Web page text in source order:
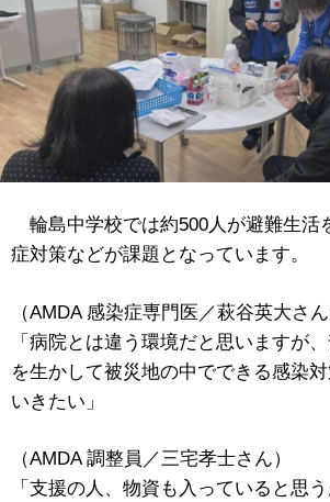
輪島中学校では約500人が避難生活
症対策などが課題となっています。
（AMDA 感染症専門医／萩谷英大さん
「病院とは違う環境だと思いますが
を生かして被災地の中でできる感染
いきたい」
（AMDA 調整員／三宅孝士さん）
「支援の人、物資も入っていると思